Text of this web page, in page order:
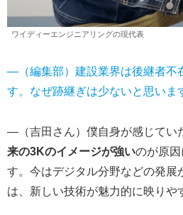
ワイディーエンジニアリングの現代表
―（編集部）建設業界は後継者不
す。なぜ跡継ぎは少ないと思いま
―（吉田さん）僕自身が感じてい
来の3Kのイメージが強いのが原因
す。今はデジタル分野などの発展
は、新しい技術が魅力的に映りや